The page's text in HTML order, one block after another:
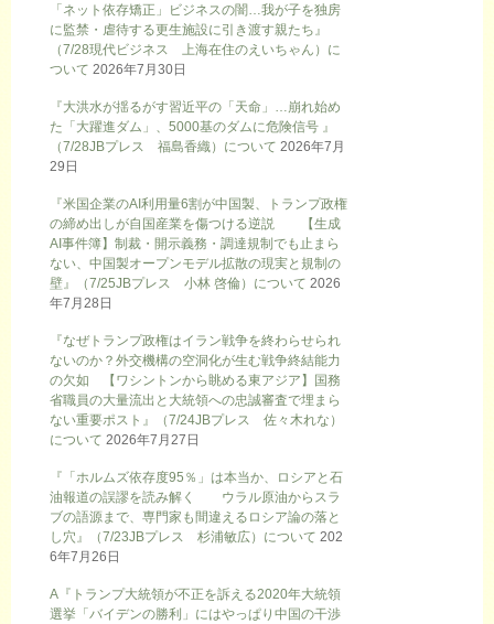
「ネット依存矯正」ビジネスの闇…我が子を独房
に監禁・虐待する更生施設に引き渡す親たち』
（7/28現代ビジネス 上海在住のえいちゃん）に
ついて 2026年7月30日
『大洪水が揺るがす習近平の「天命」…崩れ始め
た「大躍進ダム」、5000基のダムに危険信号 』
（7/28JBプレス 福島香織）について 2026年7月
29日
『米国企業のAI利用量6割が中国製、トランプ政権
の締め出しが自国産業を傷つける逆説 【生成
AI事件簿】制裁・開示義務・調達規制でも止まら
ない、中国製オープンモデル拡散の現実と規制の
壁』（7/25JBプレス 小林 啓倫）について 2026
年7月28日
『なぜトランプ政権はイラン戦争を終わらせられ
ないのか？外交機構の空洞化が生む戦争終結能力
の欠如 【ワシントンから眺める東アジア】国務
省職員の大量流出と大統領への忠誠審査で埋まら
ない重要ポスト』（7/24JBプレス 佐々木れな）
について 2026年7月27日
『「ホルムズ依存度95％」は本当か、ロシアと石
油報道の誤謬を読み解く ウラル原油からスラ
ブの語源まで、専門家も間違えるロシア論の落と
し穴』（7/23JBプレス 杉浦敏広）について 202
6年7月26日
A『トランプ大統領が不正を訴える2020年大統領
選挙「バイデンの勝利」にはやっぱり中国の干渉